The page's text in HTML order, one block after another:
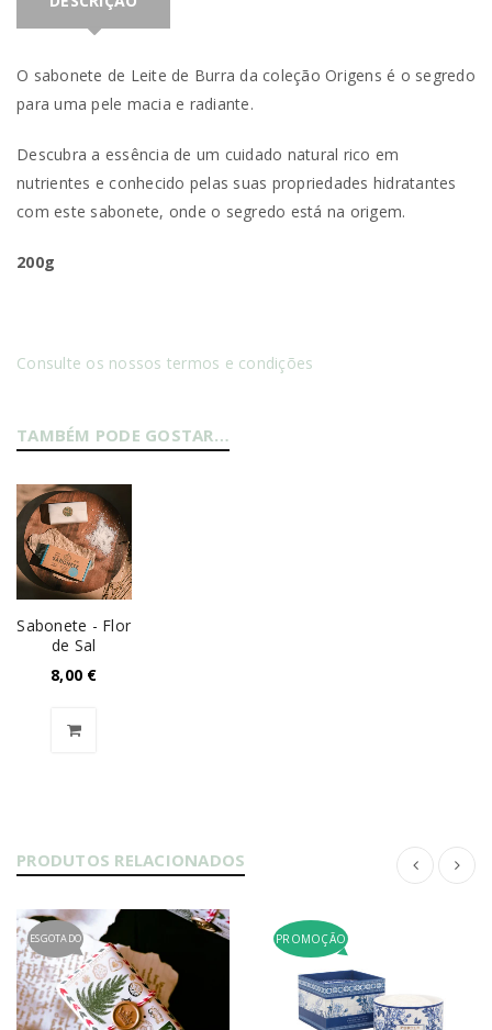
O sabonete de Leite de Burra da coleção Origens é o segredo
para uma pele macia e radiante.
Descubra a essência de um cuidado natural rico em
nutrientes e conhecido pelas suas propriedades hidratantes
com este sabonete, onde o segredo está na origem.
200g
Consulte os nossos termos e condições
TAMBÉM PODE GOSTAR…
Sabonete - Flor
de Sal
8,00 €
PRODUTOS RELACIONADOS
ESGOTADO PROMOÇÃO